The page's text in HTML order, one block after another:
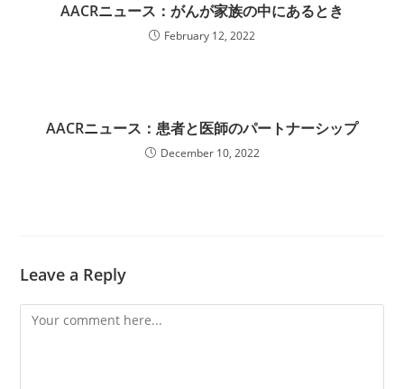
AACRニュース：がんが家族の中にあるとき
February 12, 2022
AACRニュース：患者と医師のパートナーシップ
December 10, 2022
Leave a Reply
Comment